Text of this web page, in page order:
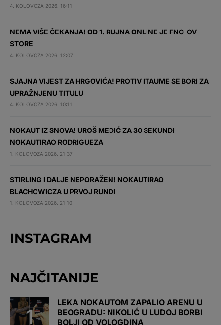
4. KOLOVOZA 2026. 16:11
NEMA VIŠE ČEKANJA! OD 1. RUJNA ONLINE JE FNC-OV
STORE
4. KOLOVOZA 2026. 12:07
SJAJNA VIJEST ZA HRGOVIĆA! PROTIV ITAUME SE BORI ZA
UPRAŽNJENU TITULU
4. KOLOVOZA 2026. 10:11
NOKAUT IZ SNOVA! UROŠ MEDIĆ ZA 30 SEKUNDI
NOKAUTIRAO RODRIGUEZA
1. KOLOVOZA 2026. 21:37
STIRLING I DALJE NEPORAŽEN! NOKAUTIRAO
BLACHOWICZA U PRVOJ RUNDI
1. KOLOVOZA 2026. 21:10
INSTAGRAM
NAJČITANIJE
LEKA NOKAUTOM ZAPALIO ARENU U
BEOGRADU: NIKOLIĆ U LUDOJ BORBI
BOLJI OD VOLOGDINA